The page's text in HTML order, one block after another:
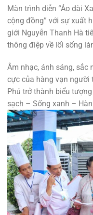
Màn trình diễn “Áo dài
cộng đồng” với sự xuất
giới Nguyễn Thanh Hà
thông điệp về lối sống
Âm nhạc, ánh sáng, sắc
cực của hàng vạn người
Phú trở thành biểu
sạch – Sống xanh –